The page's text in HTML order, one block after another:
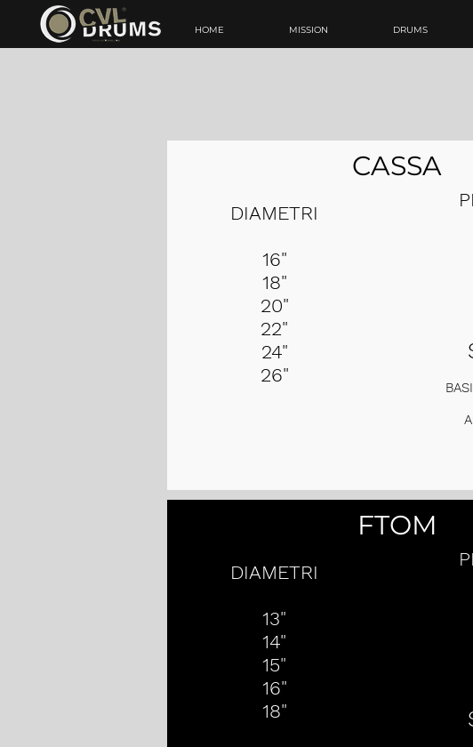
HOME MISSION DRUMS
CASSA
DIAMETRI
16"
18"
20"
22"
24"
26"
FTOM
DIAMETRI
13"
14"
15"
16"
18"